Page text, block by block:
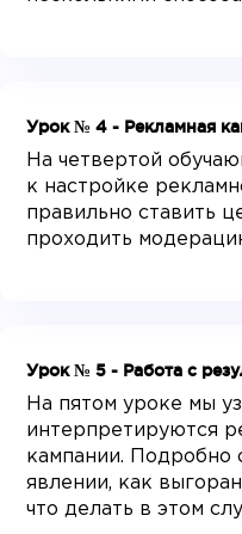
Урок № 4 - Рекламная
На четвертой
к настройке
правильно ставить
проходить
Урок № 5 - Работа с
На пятом уроке мы
интерпретируются
кампании. Подробно
явлении, как
что делать в этом